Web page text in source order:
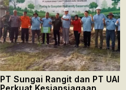
PT Sungai Rangit dan PT UAI
Perkuat Kesiapsiagaan